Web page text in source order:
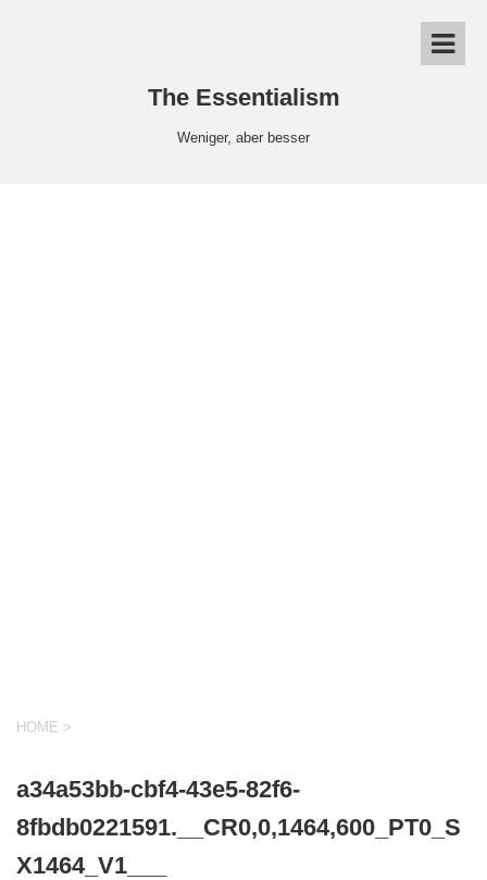
The Essentialism
Weniger, aber besser
HOME >
a34a53bb-cbf4-43e5-82f6-
8fbdb0221591.__CR0,0,1464,600_PT0_S
X1464_V1___